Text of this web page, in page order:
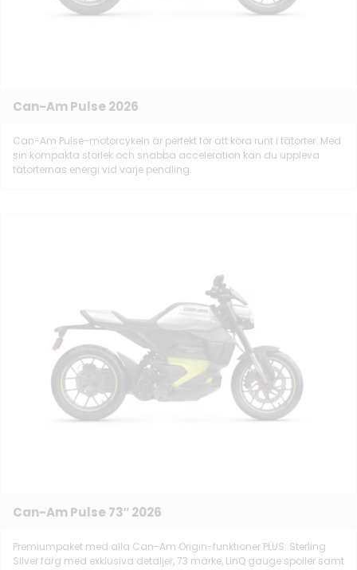
Can-Am Pulse 2026
Can-Am Pulse-motorcykeln är perfekt för att köra runt i tätorter. Med
sin kompakta storlek och snabba acceleration kan du uppleva
tätorternas energi vid varje pendling.
Can-Am Pulse 73″ 2026
Premiumpaket med alla Can-Am Origin-funktioner PLUS: Sterling
Silver färg med exklusiva detaljer, 73 märke, LinQ gauge spoiler samt